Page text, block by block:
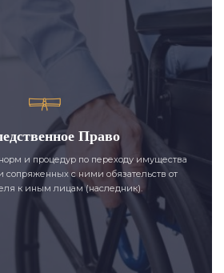
Право
и процедур по переходу имущества
сопряженных с ними обязательств от
к иным лицам (наследник).